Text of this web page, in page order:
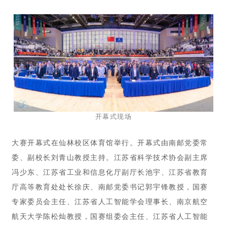
开幕式现场
大赛开幕式在仙林校区体育馆举行。开幕式由南邮党委常
委、副校长刘青山教授主持。江苏省科学技术协会副主席
冯少东、江苏省工业和信息化厅副厅长池宇、江苏省教育
厅高等教育处处长徐庆、南邮党委书记郭宇锋教授，国赛
专家委员会主任、江苏省人工智能学会理事长、南京航空
航天大学陈松灿教授，国赛组委会主任、江苏省人工智能